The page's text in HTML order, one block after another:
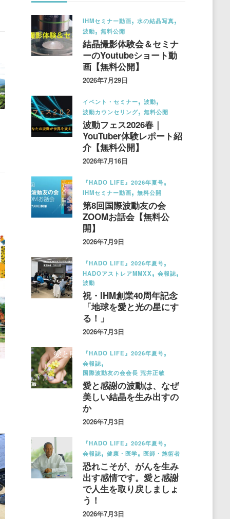
IHMセミナー動画
水の結晶写真
波動
無料公開
結晶撮影体験会＆セミナ
ーのYoutubeショート動
画【無料公開】
2026年7月29日
イベント・セミナー
波動
波動カウンセリング
無料公開
波動フェス2026春｜
YouTuber体験レポート紹
介【無料公開】
2026年7月16日
『HADO LIFE』2026年夏号
IHMセミナー動画
無料公開
第8回国際波動友の会
ZOOMお話会【無料公
開】
2026年7月9日
『HADO LIFE』2026年夏号
HADOアストレアMMXX
会報誌
波動
祝・IHM創業40周年記念
「地球を愛と光の星にす
る！」
2026年7月3日
『HADO LIFE』2026年夏号
会報誌
国際波動友の会会長 荒井正敏
愛と感謝の波動は、なぜ
美しい結晶を生み出すの
か
2026年7月3日
『HADO LIFE』2026年夏号
会報誌
健康・医学 医師・施術者
恐れこそが、がんを生み
出す感情です。愛と感謝
で人生を取り戻しましょ
う！
2026年7月3日